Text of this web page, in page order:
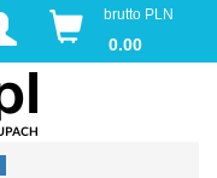
brutto PLN
0.00